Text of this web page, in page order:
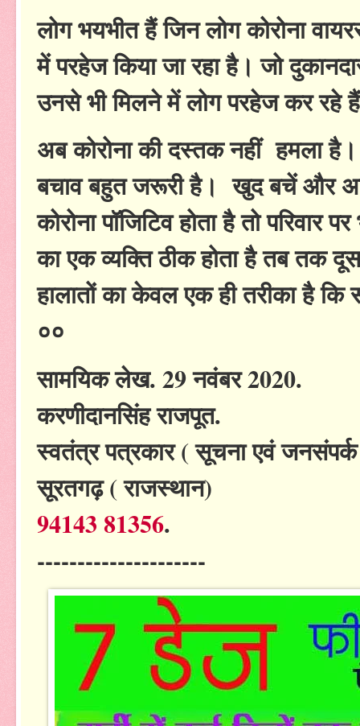
लोग भयभीत हैं जिन लोग कोरोना
में परहेज किया जा रहा है। जो
उनसे भी मिलने में लोग परहेज कर रहे
अब कोरोना की दस्तक नहीं हमला
बचाव बहुत जरूरी है। खुद बचें और अपने
कोरोना पॉजिटिव होता है तो
का एक व्यक्ति ठीक होता है तब तक
हालातों का केवल एक ही तरीका है
००
सामयिक लेख. 29 नवंबर 2020.
करणीदानसिंह राजपूत.
स्वतंत्र पत्रकार ( सूचना एवं
सूरतगढ़ ( राजस्थान)
94143 81356.
---------------------